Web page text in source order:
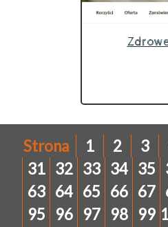
Strona 1 2 3
31 32 33 34 35
63 64 65 66 67
95
96 97 98 99